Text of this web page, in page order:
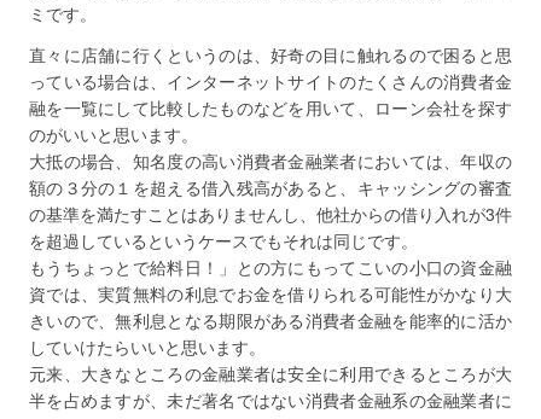
ミです。
直々に店舗に行くというのは、好奇の目に触れるので困ると思
っている場合は、インターネットサイトのたくさんの消費者金
融を一覧にして比較したものなどを用いて、ローン会社を探す
のがいいと思います。
大抵の場合、知名度の高い消費者金融業者においては、年収の
額の３分の１を超える借入残高があると、キャッシングの審査
の基準を満たすことはありませんし、他社からの借り入れが3件
を超過しているというケースでもそれは同じです。
もうちょっとで給料日！」との方にもってこいの小口の資金融
資では、実質無料の利息でお金を借りられる可能性がかなり大
きいので、無利息となる期限がある消費者金融を能率的に活か
していけたらいいと思います。
元来、大きなところの金融業者は安全に利用できるところが大
半を占めますが、未だ著名ではない消費者金融系の金融業者に